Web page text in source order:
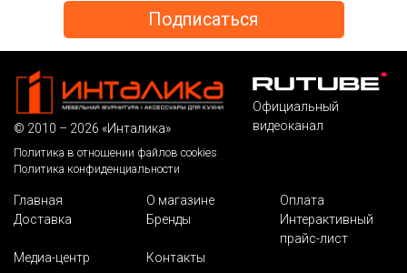
© 2010 – 2026 «Инталика»
Политика в отношении файлов cookies
Политика конфиденциальности
Официальный
видеоканал
Главная О магазине
Оплата
Доставка
Бренды
Интерактивный
прайс-лист
Медиа-центр
Контакты